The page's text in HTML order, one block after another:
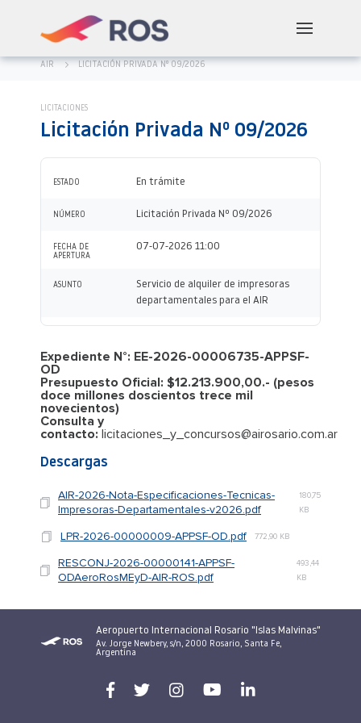
AIR LICITACIÓN PRIVADA Nº 09/2026
LICITACIONES
Licitación Privada Nº 09/2026
ESTADO En trámite
NÚMERO Licitación Privada Nº 09/2026
FECHA DE
APERTURA
07-07-2026 11:00
ASUNTO
Servicio de alquiler de impresoras
departamentales para el AIR
Expediente N°: EE-2026-00006735-APPSF-
OD
Presupuesto Oficial: $12.213.900,00.- (pesos
doce millones doscientos trece mil
novecientos)
Consulta y
contacto: licitaciones_y_concursos@airosario.com.ar
Descargas
AIR-2026-Nota-Especificaciones-Tecnicas-
Impresoras-Departamentales-v2026.pdf
180,75
KB
LPR-2026-00000009-APPSF-OD.pdf 772,90 KB
RESCONJ-2026-00000141-APPSF-
ODAeroRosMEyD-AIR-ROS.pdf
493,44
KB
Aeropuerto Internacional Rosario "Islas Malvinas"
Av. Jorge Newbery, s/n, 2000 Rosario, Santa Fe,
Argentina